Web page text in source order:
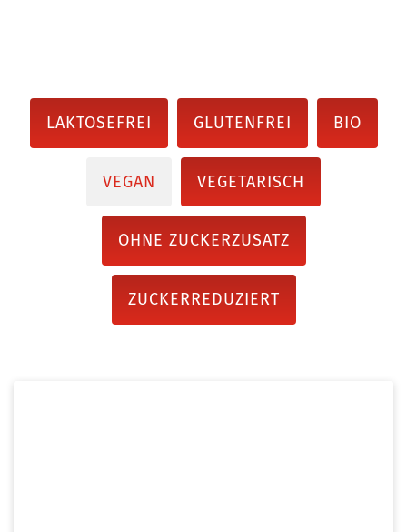
LAKTOSEFREI GLUTENFREI BIO
VEGAN VEGETARISCH
OHNE ZUCKERZUSATZ
ZUCKERREDUZIERT